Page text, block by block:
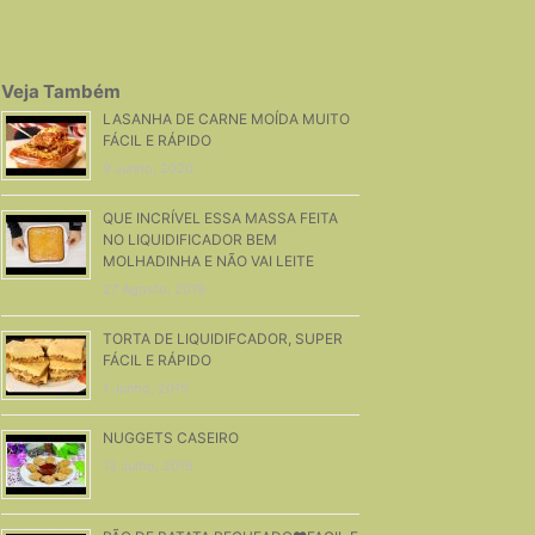
Veja Também
LASANHA DE CARNE MOÍDA MUITO
FÁCIL E RÁPIDO
9 Junho, 2020
QUE INCRÍVEL ESSA MASSA FEITA
NO LIQUIDIFICADOR BEM
MOLHADINHA E NÃO VAI LEITE
27 Agosto, 2019
TORTA DE LIQUIDIFCADOR, SUPER
FÁCIL E RÁPIDO
1 Junho, 2015
NUGGETS CASEIRO
13 Julho, 2016